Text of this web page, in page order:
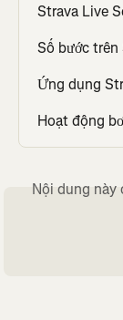
Strava Live
Số bước trên
Ứng dụng
Hoạt động
Nội dung này